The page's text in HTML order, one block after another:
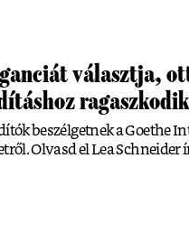
választja,
ragaszkodik
beszélgetnek a Goethe
Olvasd el Lea Schneider